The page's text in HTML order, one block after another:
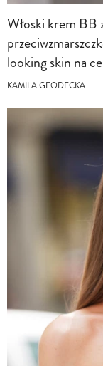
Włoski krem BB
looking skin na
KAMILA GEODECKA